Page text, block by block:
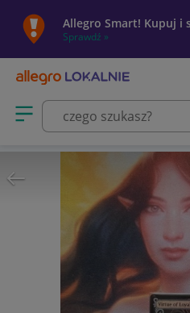
Allegro Smart! Kupuj i
Sprawdź »
Otwórz menu z kategoriami